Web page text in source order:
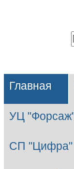
Перейти
навигации
поиск
Разделы
Главная
УЦ
СП "Цифра"